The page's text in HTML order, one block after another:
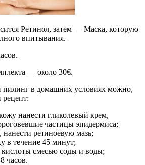
Ретинол, затем — Маска, которую
впитывания.
— около 30€.
пилинг в домашних условиях можно,
рецепт:
нанести гликолевый крем,
частицы эпидермиса;
ретиноевую мазь;
в течение 45 минут;
кислоты смесью соды и воды;
часов.